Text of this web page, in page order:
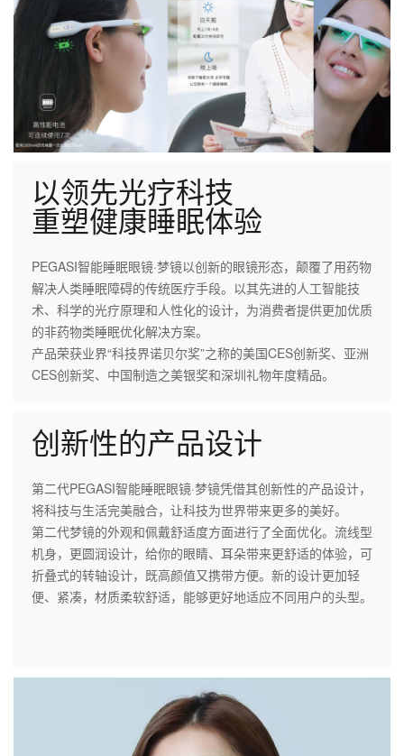
以领先光疗科技
重塑健康睡眠体验
PEGASI智能睡眠眼镜·梦镜以创新的眼镜形态，颠覆了用药物
解决人类睡眠障碍的传统医疗手段。以其先进的人工智能技
术、科学的光疗原理和人性化的设计，为消费者提供更加优质
的非药物类睡眠优化解决方案。
产品荣获业界“科技界诺贝尔奖”之称的美国CES创新奖、亚洲
CES创新奖、中国制造之美银奖和深圳礼物年度精品。
创新性的产品设计
第二代PEGASI智能睡眠眼镜·梦镜凭借其创新性的产品设计，
将科技与生活完美融合，让科技为世界带来更多的美好。
第二代梦镜的外观和佩戴舒适度方面进行了全面优化。流线型
机身，更圆润设计，给你的眼睛、耳朵带来更舒适的体验，可
折叠式的转轴设计，既高颜值又携带方便。新的设计更加轻
便、紧凑，材质柔软舒适，能够更好地适应不同用户的头型。